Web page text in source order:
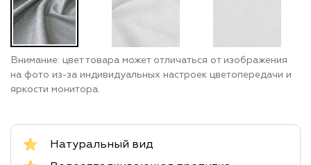
Внимание: цвет товара может отличаться от изображения
на фото из-за индивидуальных настроек цветопередачи и
яркости монитора.
Натуральный вид